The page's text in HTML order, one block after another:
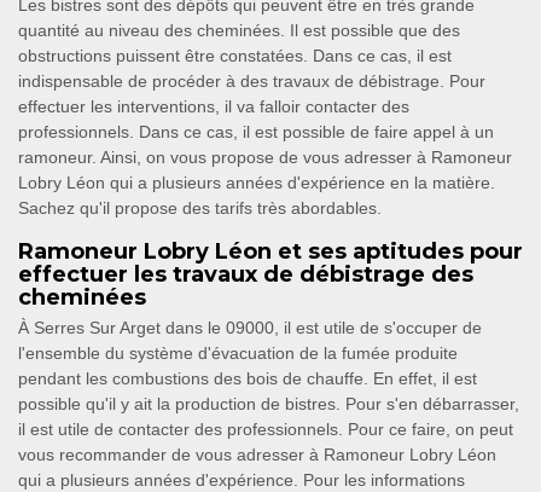
Les bistres sont des dépôts qui peuvent être en très grande
quantité au niveau des cheminées. Il est possible que des
obstructions puissent être constatées. Dans ce cas, il est
indispensable de procéder à des travaux de débistrage. Pour
effectuer les interventions, il va falloir contacter des
professionnels. Dans ce cas, il est possible de faire appel à un
ramoneur. Ainsi, on vous propose de vous adresser à Ramoneur
Lobry Léon qui a plusieurs années d'expérience en la matière.
Sachez qu'il propose des tarifs très abordables.
Ramoneur Lobry Léon et ses aptitudes pour
effectuer les travaux de débistrage des
cheminées
À Serres Sur Arget dans le 09000, il est utile de s'occuper de
l'ensemble du système d'évacuation de la fumée produite
pendant les combustions des bois de chauffe. En effet, il est
possible qu'il y ait la production de bistres. Pour s'en débarrasser,
il est utile de contacter des professionnels. Pour ce faire, on peut
vous recommander de vous adresser à Ramoneur Lobry Léon
qui a plusieurs années d'expérience. Pour les informations